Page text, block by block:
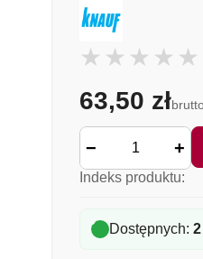
63,50 zł
− +
Indeks produktu:
Dostępnych: